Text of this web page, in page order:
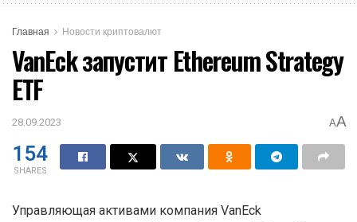
Главная Новости криптовалют
VanEck запустит Ethereum Strategy
ETF
28.09.2023 AA
154
SHARES
Управляющая активами компания VanEck